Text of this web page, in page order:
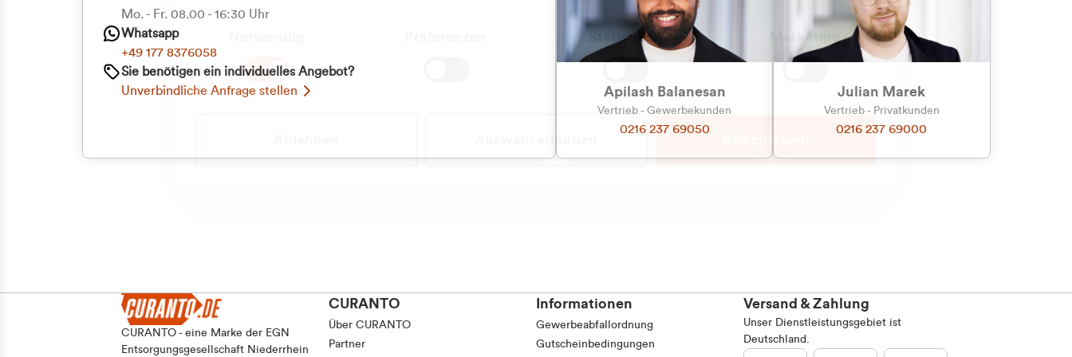
Einwilligungsauswahl
Statistiken Marketing
Mo. - Fr. 08.00 - 16:30 Uhr
Whatsapp
+49 177 8376058
Sie benötigen ein individuelles Angebot?
Unverbindliche Anfrage stellen
Apilash Balanesan
Vertrieb - Gewerbekunden
0216 237 69050
Julian Marek
Vertrieb - Privatkunden
0216 237 69000
CURANTO - eine Marke der EGN
Entsorgungsgesellschaft Niederrhein
CURANTO
Über CURANTO
Partner
Informationen
Gewerbeabfallordnung
Gutscheinbedingungen
Versand & Zahlung
Unser Dienstleistungsgebiet ist
Deutschland.